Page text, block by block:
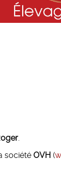
.
société OVH (